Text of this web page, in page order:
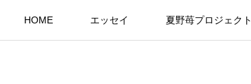
HOME エッセイ 夏野苺プロジェクト